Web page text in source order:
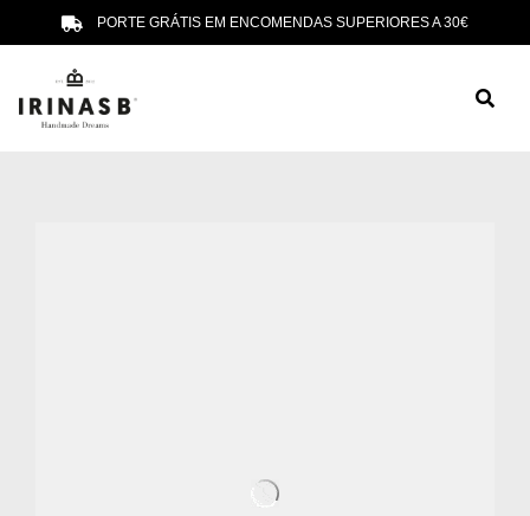
PORTE GRÁTIS EM ENCOMENDAS SUPERIORES A 30€